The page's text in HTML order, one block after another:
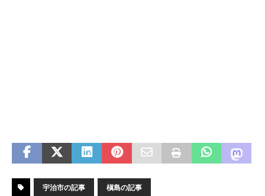
宇治市の記事 槇島の記事